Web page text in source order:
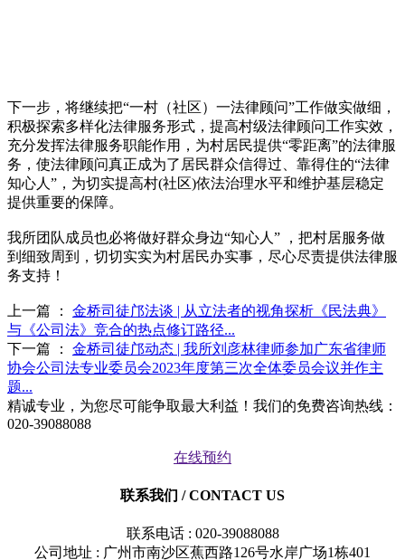
下一步，将继续把“一村（社区）一法律顾问”工作做实做细，
积极探索多样化法律服务形式，提高村级法律顾问工作实效，
充分发挥法律服务职能作用，为村居民提供“零距离”的法律服
务，使法律顾问真正成为了居民群众信得过、靠得住的“法律
知心人”，为切实提高村(社区)依法治理水平和维护基层稳定
提供重要的保障。
我所团队成员也必将做好群众身边“知心人” ，把村居服务做
到细致周到，切切实实为村居民办实事，尽心尽责提供法律服
务支持！
上一篇 ：
金桥司徒邝法谈 | 从立法者的视角探析《民法典》
与《公司法》竞合的热点修订路径...
下一篇 ：
金桥司徒邝动态 | 我所刘彦林律师参加广东省律师
协会公司法专业委员会2023年度第三次全体委员会议并作主
题...
精诚专业，为您尽可能争取最大利益！我们的免费咨询热线：
020-39088088
在线预约
联系我们 / CONTACT US
联系电话 : 020-39088088
公司地址 : 广州市南沙区蕉西路126号水岸广场1栋401